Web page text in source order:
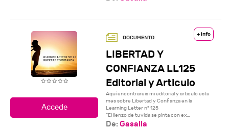
+ info
LIBERTAD Y
CONFIANZA LL125
Editorial y Articulo
Aquí encontrareis mi editorial y articulo este
mes sobre Libertad y Confianza en la
Learning Letter nº 125
“El lienzo de tu vida se pinta con ex...
De:Gasalla